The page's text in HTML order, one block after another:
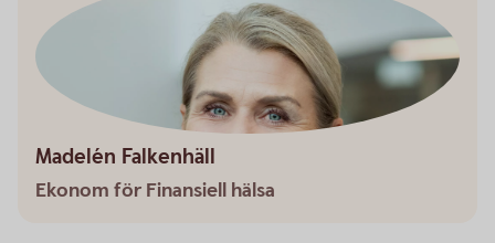
Madelén Falkenhäll
Ekonom för Finansiell hälsa